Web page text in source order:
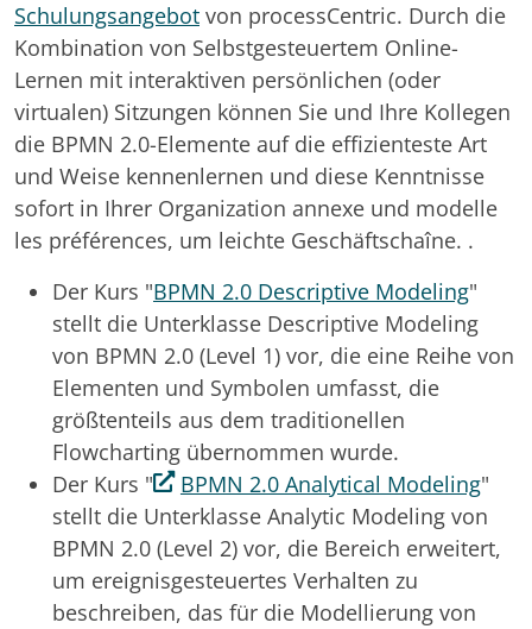
Schulungsangebot von processCentric. Durch die
Kombination von Selbstgesteuertem Online-
Lernen mit interaktiven persönlichen (oder
virtualen) Sitzungen können Sie und Ihre Kollegen
die BPMN 2.0-Elemente auf die effizienteste Art
und Weise kennenlernen und diese Kenntnisse
sofort in Ihrer Organization annexe und modelle
les préférences, um leichte Geschäftschaîne. .
Der Kurs "BPMN 2.0 Descriptive Modeling"
stellt die Unterklasse Descriptive Modeling
von BPMN 2.0 (Level 1) vor, die eine Reihe von
Elementen und Symbolen umfasst, die
größtenteils aus dem traditionellen
Flowcharting übernommen wurde.
Der Kurs "
BPMN 2.0 Analytical Modeling"
stellt die Unterklasse Analytic Modeling von
BPMN 2.0 (Level 2) vor, die Bereich erweitert,
um ereignisgesteuertes Verhalten zu
beschreiben, das für die Modellierung von